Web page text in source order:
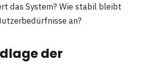
das System? Wie stabil bleibt
an?
der